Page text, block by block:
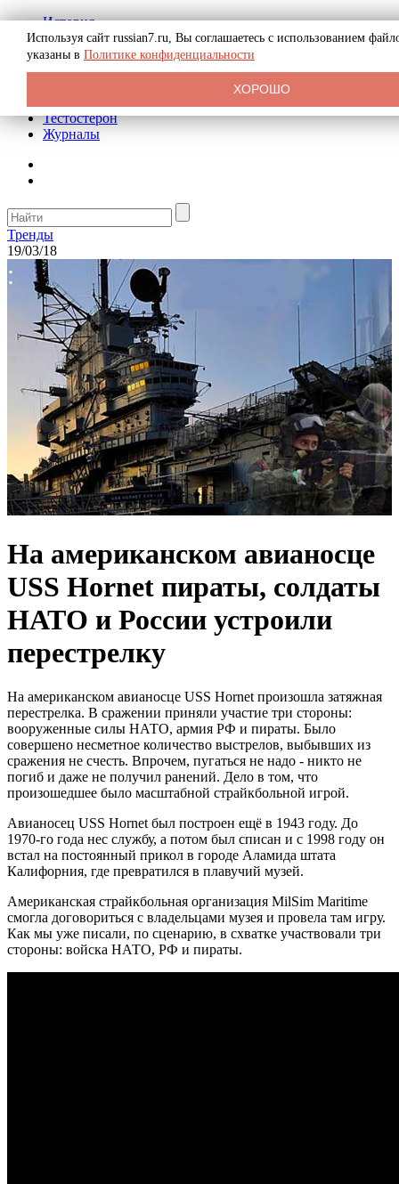
История
Биография
Криминал
Реклама на сайте
Тестостерон
Журналы
Тренды
19/03/18
На американском авианосце
USS Hornet пираты, солдаты
НАТО и России устроили
перестрелку
На американском авианосце USS Hornet произошла затяжная
перестрелка. В сражении приняли участие три стороны:
вооруженные силы НАТО, армия РФ и пираты. Было
совершено несметное количество выстрелов, выбывших из
сражения не счесть. Впрочем, пугаться не надо - никто не
погиб и даже не получил ранений. Дело в том, что
произошедшее было масштабной страйкбольной игрой.
Авианосец USS Hornet был построен ещё в 1943 году. До
1970-го года нес службу, а потом был списан и с 1998 году он
встал на постоянный прикол в городе Аламида штата
Калифорния, где превратился в плавучий музей.
Американская страйкбольная организация MilSim Maritime
смогла договориться с владельцами музея и провела там игру.
Как мы уже писали, по сценарию, в схватке участвовали три
стороны: войска НАТО, РФ и пираты.
Используя сайт russian7.ru, Вы соглашаетесь с использованием
указаны в Политике конфиденциальности
ХОРОШО